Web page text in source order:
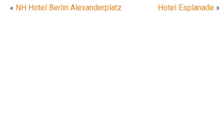
« NH Hotel Berlin Alexanderplatz Hotel Esplanade